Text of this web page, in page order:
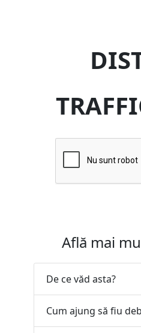
Află mai
De ce văd asta?
Cum ajung să fiu